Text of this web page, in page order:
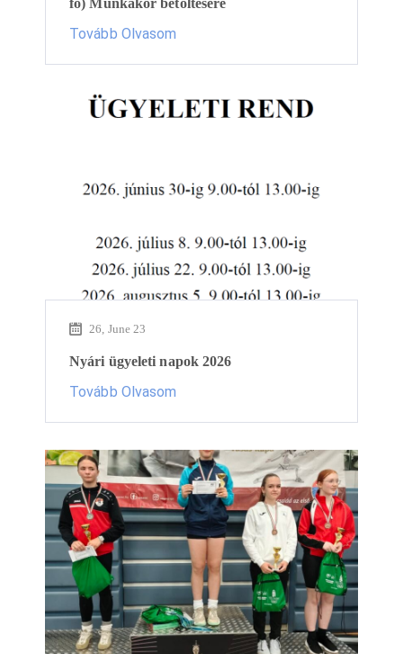
fő) Munkakör betöltésére
Tovább Olvasom
26, June 23
Nyári ügyeleti napok 2026
Tovább Olvasom